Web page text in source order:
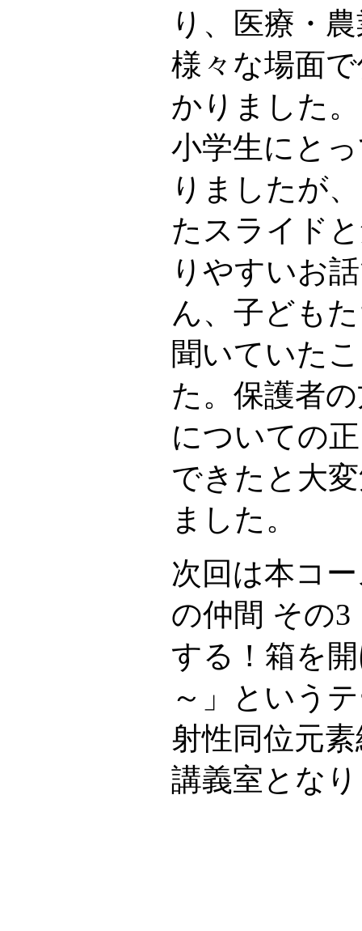
り、医療・
様々な場面
かりました。
小学生にと
りましたが
たスライド
りやすいお
ん、子ども
聞いていた
た。保護者
についての
できたと大
ました。
次回は本コ
の仲間 その
する！箱を
～」という
射性同位元
講義室とな